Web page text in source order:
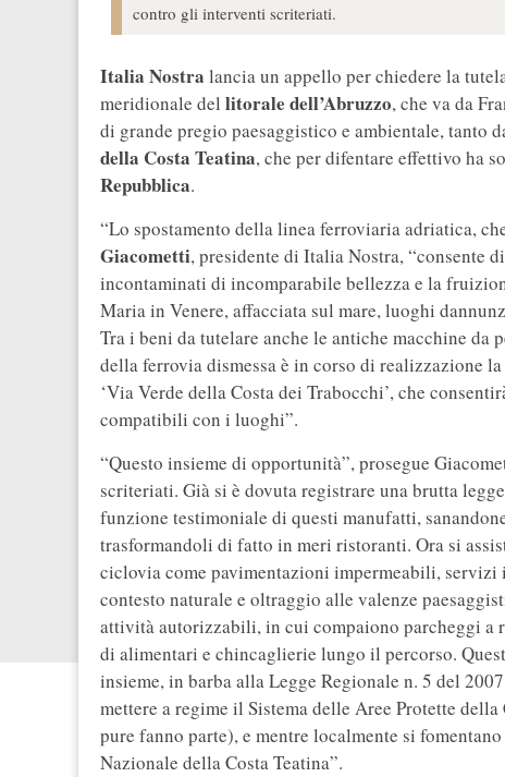
contro gli interventi scriteriati.
Italia Nostra lancia un appello per chiedere la
meridionale del litorale dell’Abruzzo, che va da
di grande pregio paesaggistico e ambientale, tanto
della Costa Teatina, che per difentare effettivo ha
Repubblica.
“Lo spostamento della linea ferroviaria adriatica,
Giacometti, presidente di Italia Nostra, “consente
incontaminati di incomparabile bellezza e la
Maria in Venere, affacciata sul mare, luoghi
Tra i beni da tutelare anche le antiche macchine da
della ferrovia dismessa è in corso di realizzazione
‘Via Verde della Costa dei Trabocchi’, che
compatibili con i luoghi”.
“Questo insieme di opportunità”, prosegue
scriteriati. Già si è dovuta registrare una brutta
funzione testimoniale di questi manufatti,
trasformandoli di fatto in meri ristoranti. Ora si
ciclovia come pavimentazioni impermeabili,
contesto naturale e oltraggio alle valenze
attività autorizzabili, in cui compaiono parcheggi
di alimentari e chincaglierie lungo il percorso.
insieme, in barba alla Legge Regionale n. 5 del
mettere a regime il Sistema delle Aree Protette
pure fanno parte), e mentre localmente si
Nazionale della Costa Teatina”.